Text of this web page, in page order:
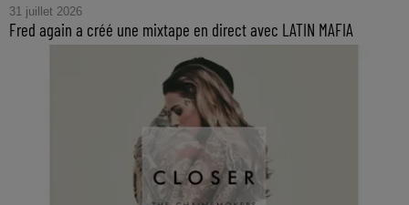
31 juillet 2026
Fred again a créé une mixtape en direct avec LATIN MAFIA